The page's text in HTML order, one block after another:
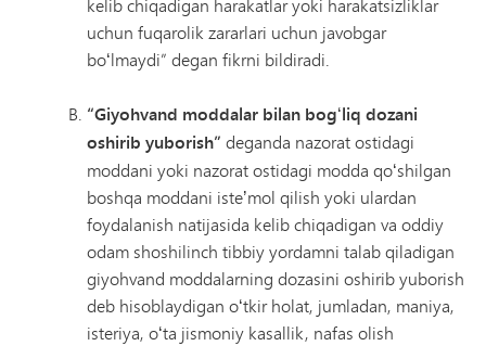
uchun fuqarolik zararlari uchun javobgar
boʻlmaydi” degan fikrni bildiradi.
“Giyohvand moddalar bilan bogʻliq dozani
oshirib yuborish” deganda nazorat ostidagi
moddani yoki nazorat ostidagi modda qoʻshilgan
boshqa moddani isteʼmol qilish yoki ulardan
foydalanish natijasida kelib chiqadigan va oddiy
odam shoshilinch tibbiy yordamni talab qiladigan
giyohvand moddalarning dozasini oshirib yuborish
deb hisoblaydigan oʻtkir holat, jumladan, maniya,
isteriya, oʻta jismoniy kasallik, nafas olish